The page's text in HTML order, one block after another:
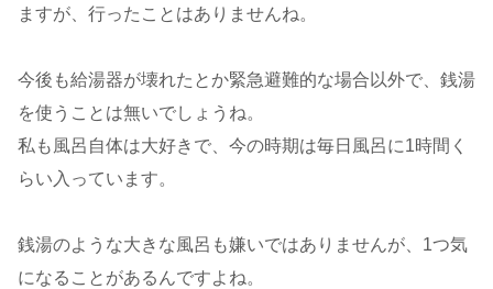
ますが、行ったことはありませんね。
今後も給湯器が壊れたとか緊急避難的な場合以外で、銭湯
を使うことは無いでしょうね。
私も風呂自体は大好きで、今の時期は毎日風呂に1時間く
らい入っています。
銭湯のような大きな風呂も嫌いではありませんが、1つ気
になることがあるんですよね。